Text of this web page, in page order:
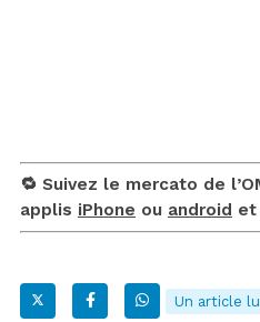
🔁 Suivez le mercato de
applis iPhone ou android et
Un article